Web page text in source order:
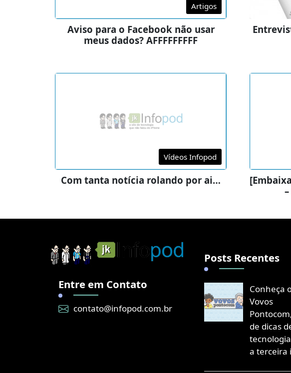
Artigos
Aviso para o Facebook não usar
meus dados? AFFFFFFFFF
Vídeos Infopod
Com tanta notícia rolando por ai…
Entre em Contato
contato@infopod.com.br
Posts Recentes
Conheça
Vovos
de dicas
a terceira